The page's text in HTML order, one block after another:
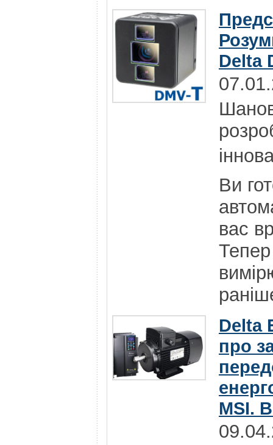
Delta
Ви
вас
Delta
про
MSI.